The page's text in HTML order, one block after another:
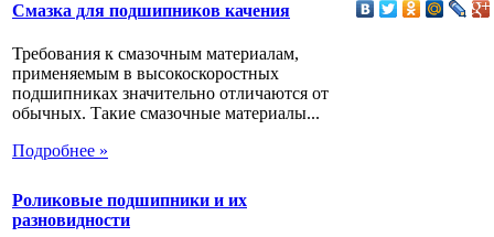
Смазка для подшипников качения
Требования к смазочным материалам,
применяемым в высокоскоростных
подшипниках значительно отличаются от
обычных. Такие смазочные материалы...
Подробнее »
Роликовые подшипники и их
разновидности